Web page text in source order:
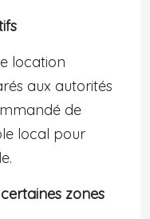
location
aux autorités
de
local pour
zones